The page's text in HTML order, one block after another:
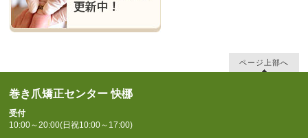
ページ上部へ
巻き爪矯正センター 快梛
受付
10:00～20:00(日祝10:00～17:00)